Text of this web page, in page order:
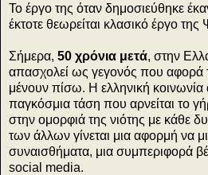
Το έργο της όταν δημοσιεύθηκε
έκτοτε θεωρείται κλασικό έργο της
Σήμερα, 50 χρόνια μετά, στην
απασχολεί ως γεγονός που αφορά
μένουν πίσω. Η ελληνική κοινωνία
παγκόσμια τάση που αρνείται το
στην ομορφιά της νιότης με κάθε
των άλλων γίνεται μια αφορμή να
συναισθήματα, μια συμπεριφορά
social media.